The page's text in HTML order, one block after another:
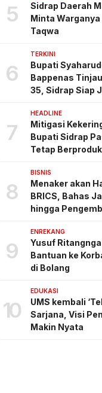
5
Sidrap Daerah
Minta
Taqwa
6
TERKINI
Bupati
Bappenas
35, Sidrap Siap
7
HEADLINE
Mitigasi
Bupati Sidrap
Tetap
8
BISNIS
Menaker akan
BRICS, Bahas
hingga
9
ENREKANG
Yusuf
Bantuan ke
di Bolang
10
EDUKASI
UMS kembali
Sarjana, Visi
Makin Nyata